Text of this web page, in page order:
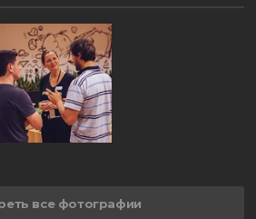
все фотографии